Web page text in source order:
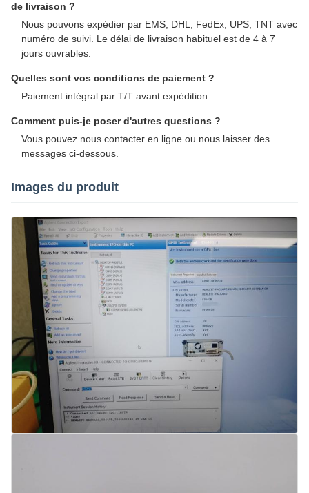
de livraison ?
Nous pouvons expédier par EMS, DHL, FedEx, UPS, TNT avec
numéro de suivi. Le délai de livraison habituel est de 4 à 7
jours ouvrables.
Quelles sont vos conditions de paiement ?
Paiement intégral par T/T avant expédition.
Comment puis-je poser d'autres questions ?
Vous pouvez nous contacter en ligne ou nous laisser des
messages ci-dessous.
Images du produit